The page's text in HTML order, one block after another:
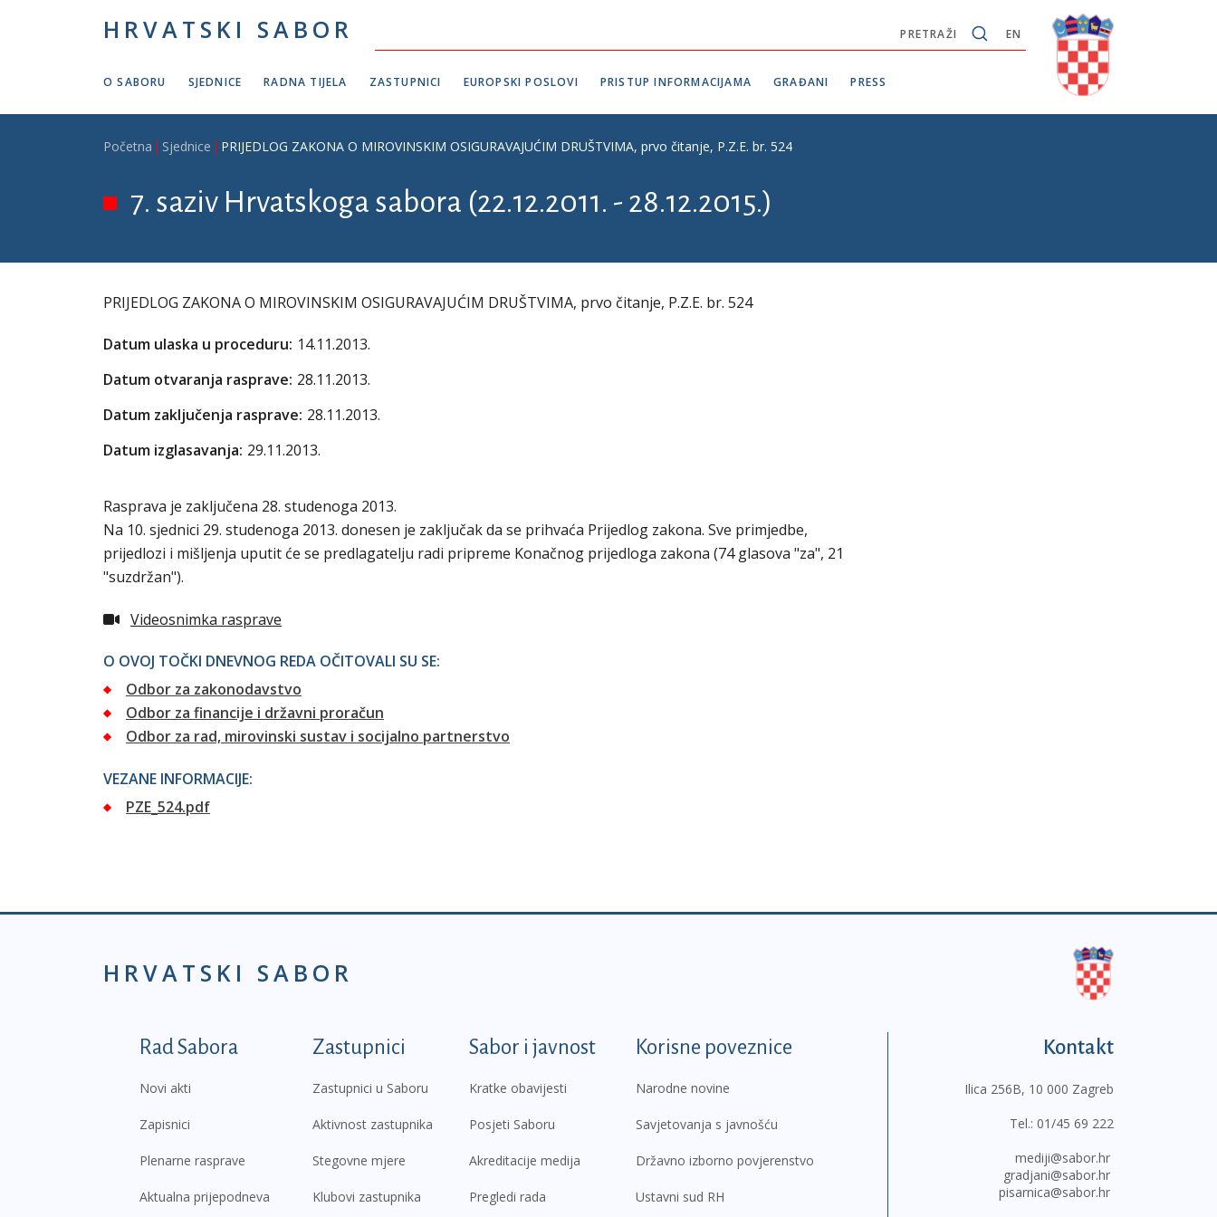
HRVATSKI SABOR EN
PRETRAŽI
O SABORU SJEDNICE RADNA TIJELA ZASTUPNICI EUROPSKI POSLOVI PRISTUP INFORMACIJAMA GRAĐANI PRESS
Breadcrumb
Početna Sjednice PRIJEDLOG ZAKONA O MIROVINSKIM OSIGURAVAJUĆIM DRUŠTVIMA, prvo čitanje, P.Z.E. br. 524
7. saziv Hrvatskoga sabora (22.12.2011. - 28.12.2015.)
PRIJEDLOG ZAKONA O MIROVINSKIM OSIGURAVAJUĆIM DRUŠTVIMA, prvo čitanje, P.Z.E. br. 524
Datum ulaska u proceduru: 14.11.2013.
Datum otvaranja rasprave: 28.11.2013.
Datum zaključenja rasprave: 28.11.2013.
Datum izglasavanja: 29.11.2013.
Rasprava je zaključena 28. studenoga 2013.
Na 10. sjednici 29. studenoga 2013. donesen je zaključak da se prihvaća Prijedlog zakona. Sve primjedbe,
prijedlozi i mišljenja uputit će se predlagatelju radi pripreme Konačnog prijedloga zakona (74 glasova "za", 21
"suzdržan").
Videosnimka rasprave
O OVOJ TOČKI DNEVNOG REDA OČITOVALI SU SE:
Odbor za zakonodavstvo
Odbor za financije i državni proračun
Odbor za rad, mirovinski sustav i socijalno partnerstvo
VEZANE INFORMACIJE:
PZE_524.pdf
HRVATSKI SABOR
Podnožje prvi izbornik
Rad Sabora
Novi akti
Zapisnici
Plenarne rasprave
Aktualna prijepodneva
Zastupnici
Zastupnici u Saboru
Aktivnost zastupnika
Stegovne mjere
Klubovi zastupnika
Sabor i javnost
Kratke obavijesti
Posjeti Saboru
Akreditacije medija
Pregledi rada
Korisne poveznice
Narodne novine
Savjetovanja s javnošću
Državno izborno povjerenstvo
Ustavni sud RH
Kontakt
Ilica 256B, 10 000 Zagreb
Tel.: 01/45 69 222
mediji@sabor.hr
gradjani@sabor.hr
pisarnica@sabor.hr